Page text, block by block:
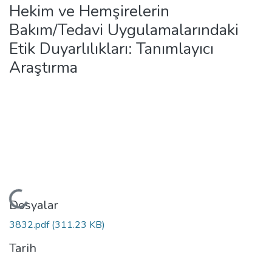
Hekim ve Hemşirelerin
Bakım/Tedavi Uygulamalarındaki
Etik Duyarlılıkları: Tanımlayıcı
Araştırma
Yükleniyor...
Dosyalar
3832.pdf(311.23 KB)
Tarih